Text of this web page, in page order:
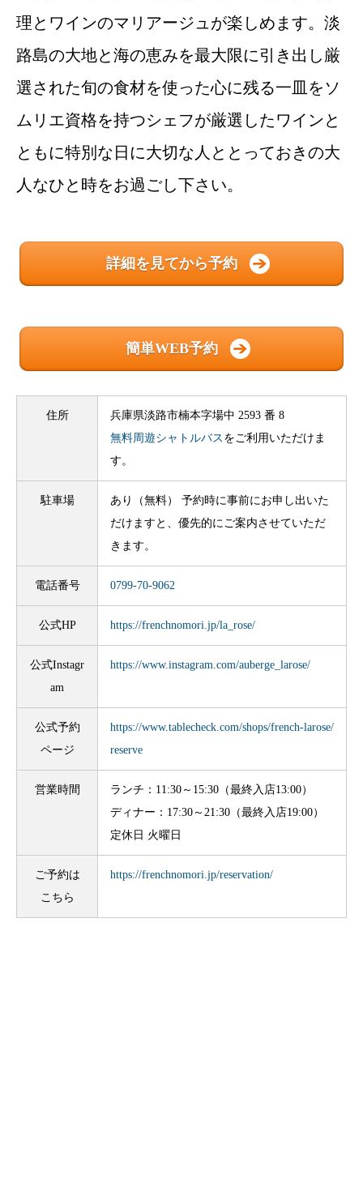
理とワインのマリアージュが楽しめます。淡
路島の大地と海の恵みを最大限に引き出し厳
選された旬の食材を使った心に残る一皿をソ
ムリエ資格を持つシェフが厳選したワインと
ともに特別な日に大切な人ととっておきの大
人なひと時をお過ごし下さい。
詳細を見てから予約
簡単WEB予約
住所
兵庫県淡路市楠本字場中 2593 番 8
無料周遊シャトルバス をご利用いただけま
す。
駐車場
あり（無料） 予約時に事前にお申し出いた
だけますと、優先的にご案内させていただ
きます。
電話番号 0799-70-9062
公式HP https://frenchnomori.jp/la_rose/
公式Instagr
am
https://www.instagram.com/auberge_larose/
公式予約
ページ
https://www.tablecheck.com/shops/french-larose/
reserve
営業時間
ランチ：11:30～15:30（最終入店13:00）
ディナー：17:30～21:30（最終入店19:00）
定休日 火曜日
ご予約は
こちら
https://frenchnomori.jp/reservation/